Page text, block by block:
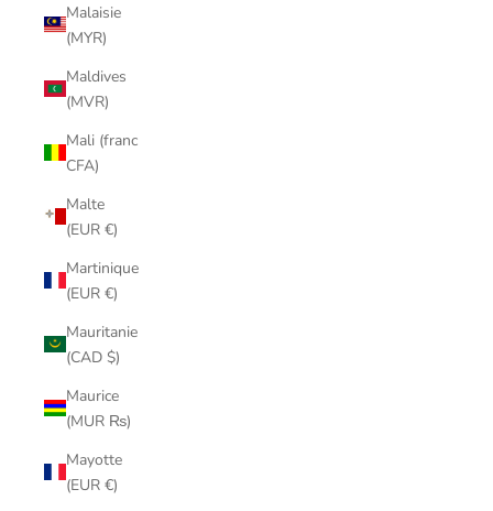
Malaisie
(MYR)
Maldives
(MVR)
Mali (franc
CFA)
Malte
(EUR €)
Martinique
(EUR €)
Mauritanie
(CAD $)
Maurice
(MUR ₨)
Mayotte
(EUR €)